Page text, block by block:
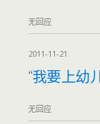
无回应
2011-11-21
“我要上幼
无回应